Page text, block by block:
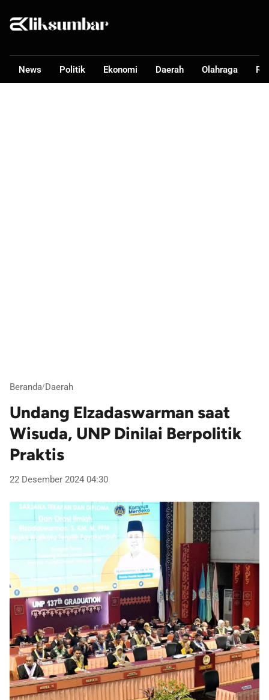
News Politik Ekonomi Daerah Olahraga
Beranda/Daerah
Undang Elzadaswarman saat
Wisuda, UNP Dinilai Berpolitik
Praktis
22 Desember 2024 04:30